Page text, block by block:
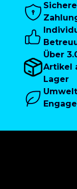
Sichere
Über
Artikel
Lager